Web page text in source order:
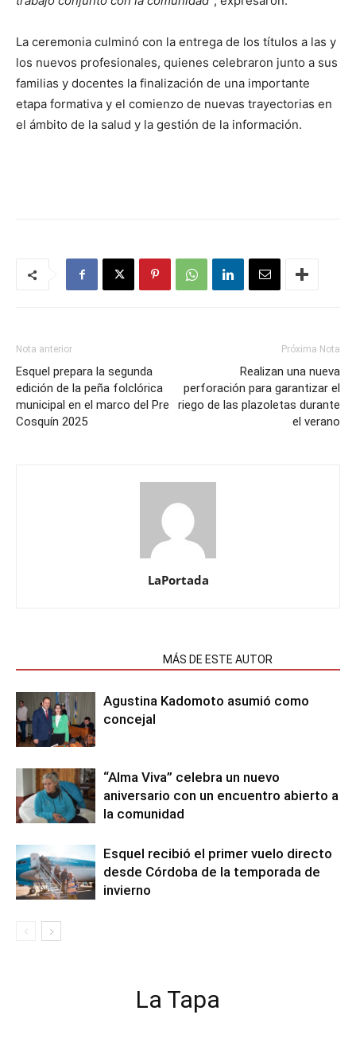
La ceremonia culminó con la entrega de los títulos a las y
los nuevos profesionales, quienes celebraron junto a sus
familias y docentes la finalización de una importante
etapa formativa y el comienzo de nuevas trayectorias en
el ámbito de la salud y la gestión de la información.
Nota anterior
Esquel prepara la segunda
edición de la peña folclórica
municipal en el marco del Pre
Cosquín 2025
Próxima Nota
Realizan una nueva
perforación para garantizar el
riego de las plazoletas durante
el verano
LaPortada
MÁS DE ESTE AUTOR
Agustina Kadomoto asumió como
concejal
“Alma Viva” celebra un nuevo
aniversario con un encuentro abierto a
la comunidad
Esquel recibió el primer vuelo directo
desde Córdoba de la temporada de
invierno
La Tapa